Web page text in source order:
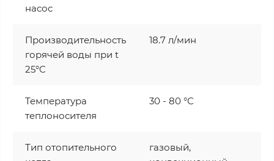
насос
Производительность
горячей воды при t
25°C
18.7 л/мин
Температура
теплоносителя
30 - 80 °С
Тип отопительного
газовый,